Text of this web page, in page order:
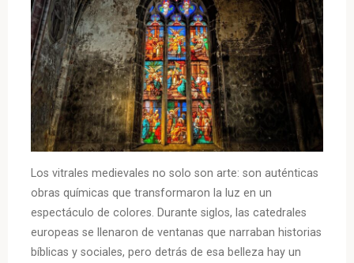
Los vitrales medievales no solo son arte: son auténticas
obras químicas que transformaron la luz en un
espectáculo de colores. Durante siglos, las catedrales
europeas se llenaron de ventanas que narraban historias
bíblicas y sociales, pero detrás de esa belleza hay un